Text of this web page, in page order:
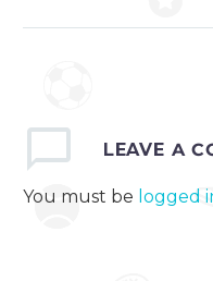
LEAVE A
You must be logged